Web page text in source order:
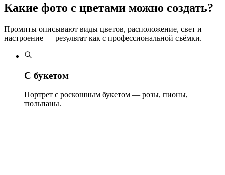
Какие фото с цветами можно создать?
Промпты описывают виды цветов, расположение, свет и
настроение — результат как с профессиональной съёмки.
С букетом
Портрет с роскошным букетом — розы, пионы,
тюльпаны.